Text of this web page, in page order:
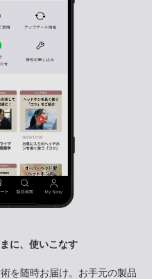
に、使いこなす
を随時お届け。お手元の製品